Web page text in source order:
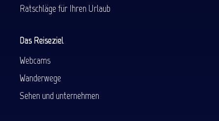
Ratschläge für Ihren Urlaub
Das Reiseziel
Webcams
Wanderwege
Sehen und unternehmen